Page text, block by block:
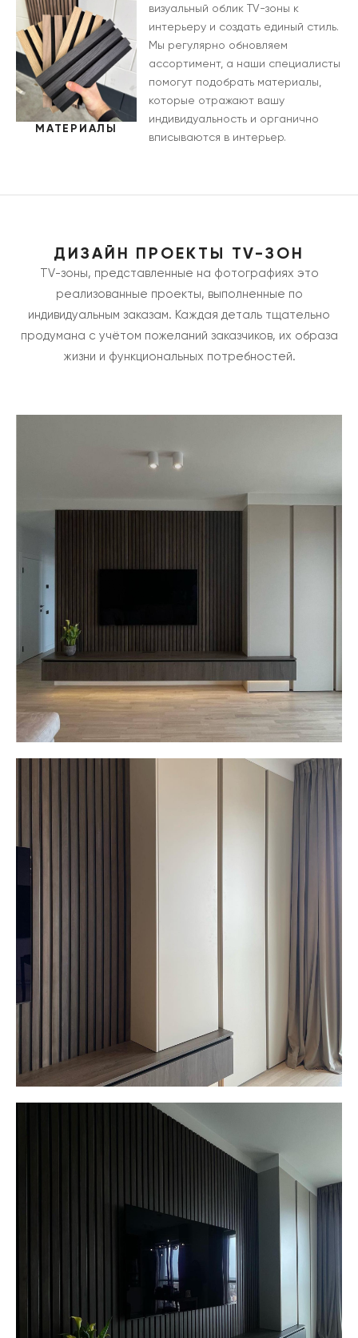
МАТЕРИАЛЫ
визуальный облик TV-зоны к
интерьеру и создать единый стиль.
Мы регулярно обновляем
ассортимент, а наши специалисты
помогут подобрать материалы,
которые отражают вашу
индивидуальность и органично
вписываются в интерьер.
ДИЗАЙН ПРОЕКТЫ TV-ЗОН
TV-зоны, представленные на фотографиях это
реализованные проекты, выполненные по
индивидуальным заказам. Каждая деталь тщательно
продумана с учётом пожеланий заказчиков, их образа
жизни и функциональных потребностей.